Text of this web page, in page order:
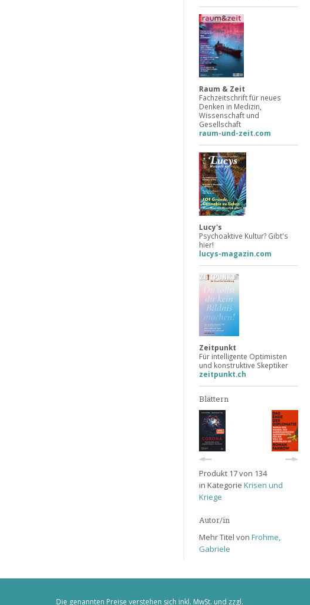
Raum & Zeit
Fachzeitschrift für neues
Denken in Medizin,
Wissenschaft und
Gesellschaft
raum-und-zeit.com
Lucy's
Psychoaktive Kultur? Gibt's
hier!
lucys-magazin.com
Zeitpunkt
Für intelligente Optimisten
und konstruktive Skeptiker
zeitpunkt.ch
Blättern
Produkt 17 von 134
in Kategorie Krisen und
Kriege
Autor/in
Mehr Titel von Frohme,
Gabriele
Die genannten Preise verstehen sich inkl. MwSt. und zzgl.